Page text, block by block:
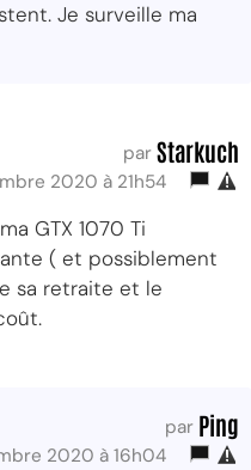
Je surveille ma
par Starkuch
2020 à 21h54
GTX 1070 Ti
( et possiblement
sa retraite et le
par Ping
2020 à 16h04